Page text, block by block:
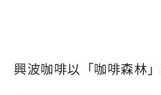
興波咖啡以「咖啡森林